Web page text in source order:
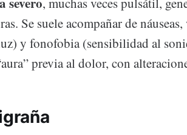
Se suele acompañar de
y fonofobia (sensibilidad al
previa al dolor, con